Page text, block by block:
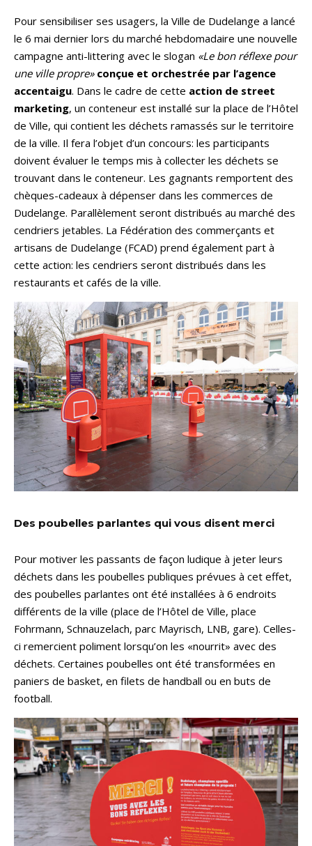
Pour sensibiliser ses usagers, la Ville de Dudelange a lancé
le 6 mai dernier lors du marché hebdomadaire une nouvelle
campagne anti-littering avec le slogan «Le bon réflexe pour
une ville propre» conçue et orchestrée par l’agence
accentaigu. Dans le cadre de cette action de street
marketing, un conteneur est installé sur la place de l’Hôtel
de Ville, qui contient les déchets ramassés sur le territoire
de la ville. Il fera l’objet d’un concours: les participants
doivent évaluer le temps mis à collecter les déchets se
trouvant dans le conteneur. Les gagnants remportent des
chèques-cadeaux à dépenser dans les commerces de
Dudelange. Parallèlement seront distribués au marché des
cendriers jetables. La Fédération des commerçants et
artisans de Dudelange (FCAD) prend également part à
cette action: les cendriers seront distribués dans les
restaurants et cafés de la ville.
Des poubelles parlantes qui vous disent merci
Pour motiver les passants de façon ludique à jeter leurs
déchets dans les poubelles publiques prévues à cet effet,
des poubelles parlantes ont été installées à 6 endroits
différents de la ville (place de l’Hôtel de Ville, place
Fohrmann, Schnauzelach, parc Mayrisch, LNB, gare). Celles-
ci remercient poliment lorsqu’on les «nourrit» avec des
déchets. Certaines poubelles ont été transformées en
paniers de basket, en filets de handball ou en buts de
football.